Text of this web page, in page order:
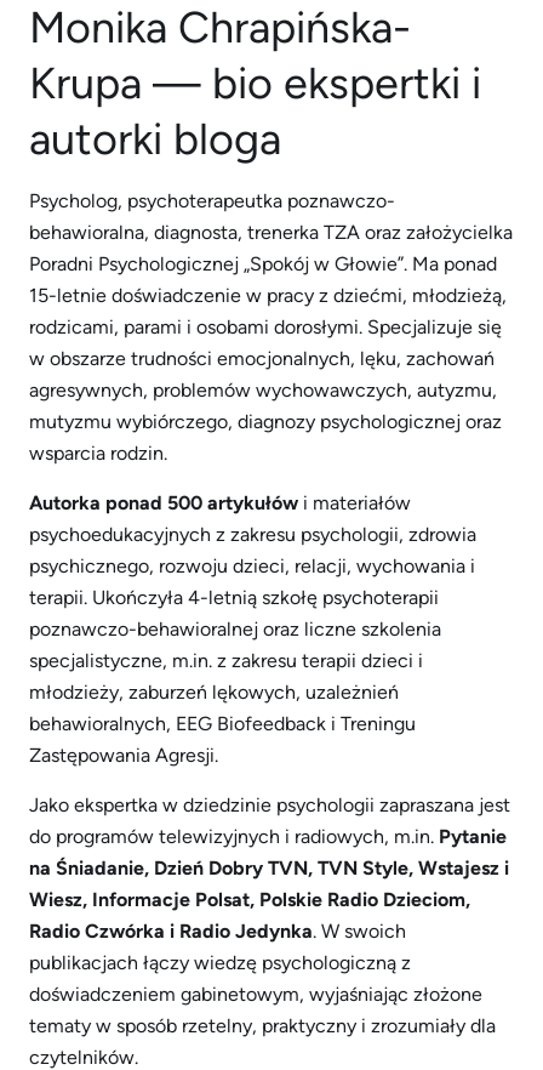
Monika Chrapińska-
Krupa — bio ekspertki i
autorki bloga
Psycholog, psychoterapeutka poznawczo-
behawioralna, diagnosta, trenerka TZA oraz założycielka
Poradni Psychologicznej „Spokój w Głowie”. Ma ponad
15-letnie doświadczenie w pracy z dziećmi, młodzieżą,
rodzicami, parami i osobami dorosłymi. Specjalizuje się
w obszarze trudności emocjonalnych, lęku, zachowań
agresywnych, problemów wychowawczych, autyzmu,
mutyzmu wybiórczego, diagnozy psychologicznej oraz
wsparcia rodzin.
Autorka ponad 500 artykułów i materiałów
psychoedukacyjnych z zakresu psychologii, zdrowia
psychicznego, rozwoju dzieci, relacji, wychowania i
terapii. Ukończyła 4-letnią szkołę psychoterapii
poznawczo-behawioralnej oraz liczne szkolenia
specjalistyczne, m.in. z zakresu terapii dzieci i
młodzieży, zaburzeń lękowych, uzależnień
behawioralnych, EEG Biofeedback i Treningu
Zastępowania Agresji.
Jako ekspertka w dziedzinie psychologii zapraszana jest
do programów telewizyjnych i radiowych, m.in. Pytanie
na Śniadanie, Dzień Dobry TVN, TVN Style, Wstajesz i
Wiesz, Informacje Polsat, Polskie Radio Dzieciom,
Radio Czwórka i Radio Jedynka. W swoich
publikacjach łączy wiedzę psychologiczną z
doświadczeniem gabinetowym, wyjaśniając złożone
tematy w sposób rzetelny, praktyczny i zrozumiały dla
czytelników.